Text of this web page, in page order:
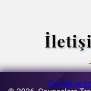
Şartlar ve